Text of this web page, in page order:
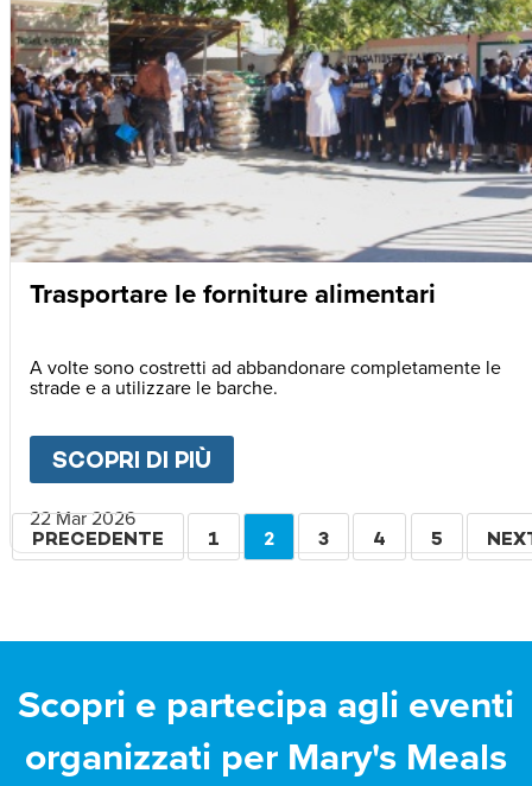
Trasportare le forniture alimentari
A volte sono costretti ad abbandonare completamente le
strade e a utilizzare le barche.
SCOPRI DI PIÙ
22 Mar 2026
Paginazione
PAGINA
PRECEDENTE PAGINA
1
PAGINA
2 PAGINA
3 PAGINA
4 PAGINA
5
Scopri e partecipa agli eventi
organizzati per Mary's Meals